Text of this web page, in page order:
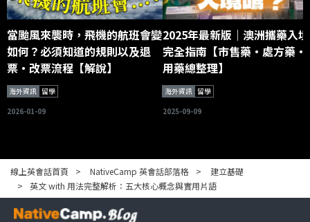
當颱風來襲時，飛機的航班會變
如何？必須知道的規則以及退
票・改票流程【解說】
海外資訊 留學
2026-01-09
2025年最新版｜澳洲攜藥入境
完全指南【市售藥・處方藥・
用藥總整理】
海外資訊 留學
2025-09-09
線上英會話首頁 NativeCamp 英會話部落格
建立基礎
英文 with 用法完整解析：五大核心概念與實用片語